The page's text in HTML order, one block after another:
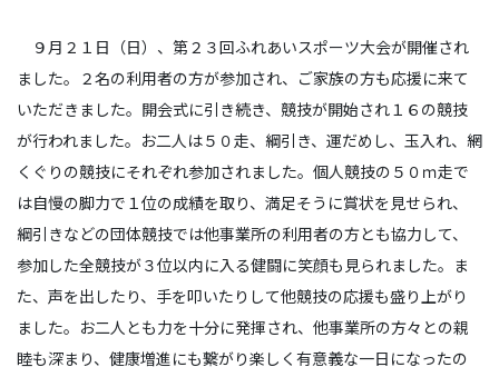
９月２１日（日）、第２３回ふれあいスポーツ大会が開催され
ました。２名の利用者の方が参加され、ご家族の方も応援に来て
いただきました。開会式に引き続き、競技が開始され１６の競技
が行われました。お二人は５０走、綱引き、運だめし、玉入れ、網
くぐりの競技にそれぞれ参加されました。個人競技の５０ｍ走で
は自慢の脚力で１位の成績を取り、満足そうに賞状を見せられ、
綱引きなどの団体競技では他事業所の利用者の方とも協力して、
参加した全競技が３位以内に入る健闘に笑顔も見られました。ま
た、声を出したり、手を叩いたりして他競技の応援も盛り上がり
ました。お二人とも力を十分に発揮され、他事業所の方々との親
睦も深まり、健康増進にも繋がり楽しく有意義な一日になったの